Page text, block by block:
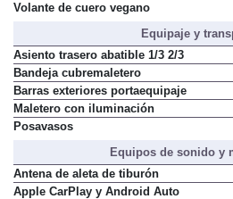
Volante de cuero vegano
Equipaje y
Asiento trasero abatible 1/3 2/3
Bandeja cubremaletero
Barras exteriores portaequipaje
Maletero con iluminación
Posavasos
Equipos de sonido y
Antena de aleta de tiburón
Apple CarPlay y Android Auto